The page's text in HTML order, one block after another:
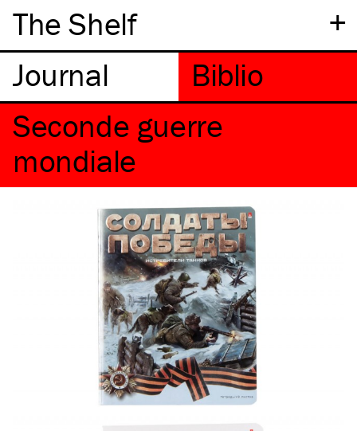
+
The Shelf
Seconde guerre
mondiale